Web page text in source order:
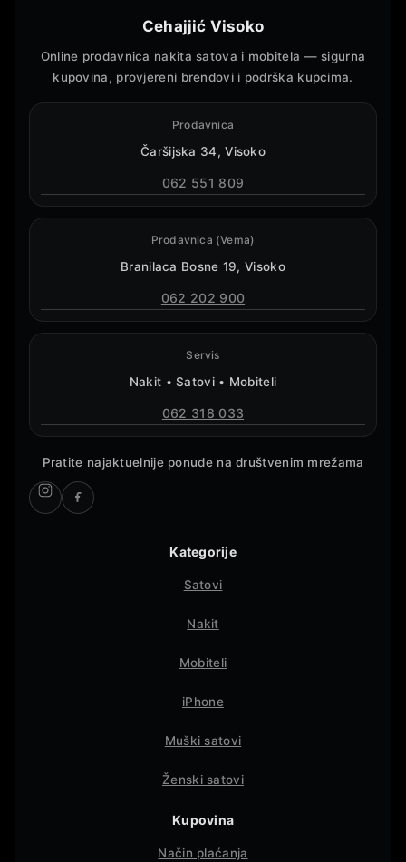
Cehajjić Visoko
Online prodavnica nakita satova i mobitela — sigurna
kupovina, provjereni brendovi i podrška kupcima.
Prodavnica
Čaršijska 34, Visoko
062 551 809
Prodavnica (Vema)
Branilaca Bosne 19, Visoko
062 202 900
Servis
Nakit • Satovi • Mobiteli
062 318 033
Pratite najaktuelnije ponude na društvenim mrežama
Kategorije
Satovi
Nakit
Mobiteli
iPhone
Muški satovi
Ženski satovi
Kupovina
Način plaćanja